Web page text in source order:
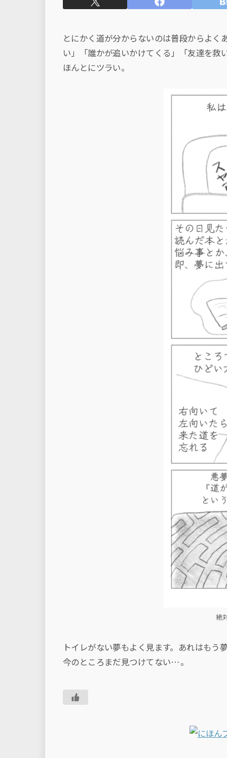
とにかく道が分からないのは普段からよ
い」「誰かが追いかけてくる」「友達を救
ほんとにツラい。
絶
トイレがない夢もよく見ます。あれはもう
今のところまだ見つけてない…。